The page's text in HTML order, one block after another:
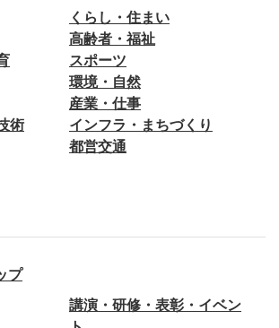
くらし・住まい
高齢者・福祉
スポーツ
環境・自然
産業・仕事
術
インフラ・まちづくり
都営交通
プ
講演・研修・表彰・イベン